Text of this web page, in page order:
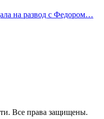
на развод с Федором…
Все права защищены.